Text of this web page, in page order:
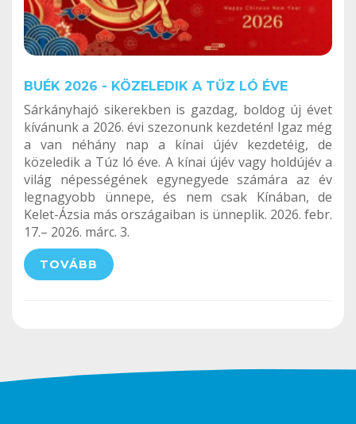
BUÉK 2026 - KÖZELEDIK A TŰZ LÓ ÉVE
Sárkányhajó sikerekben is gazdag, boldog új évet
kívánunk a 2026. évi szezonunk kezdetén! Igaz még
a van néhány nap a kínai újév kezdetéig, de
közeledik a Túz ló éve. A kínai újév vagy holdújév a
világ népességének egynegyede számára az év
legnagyobb ünnepe, és nem csak Kínában, de
Kelet-Ázsia más országaiban is ünneplik. 2026. febr.
17.– 2026. márc. 3.
TOVÁBB